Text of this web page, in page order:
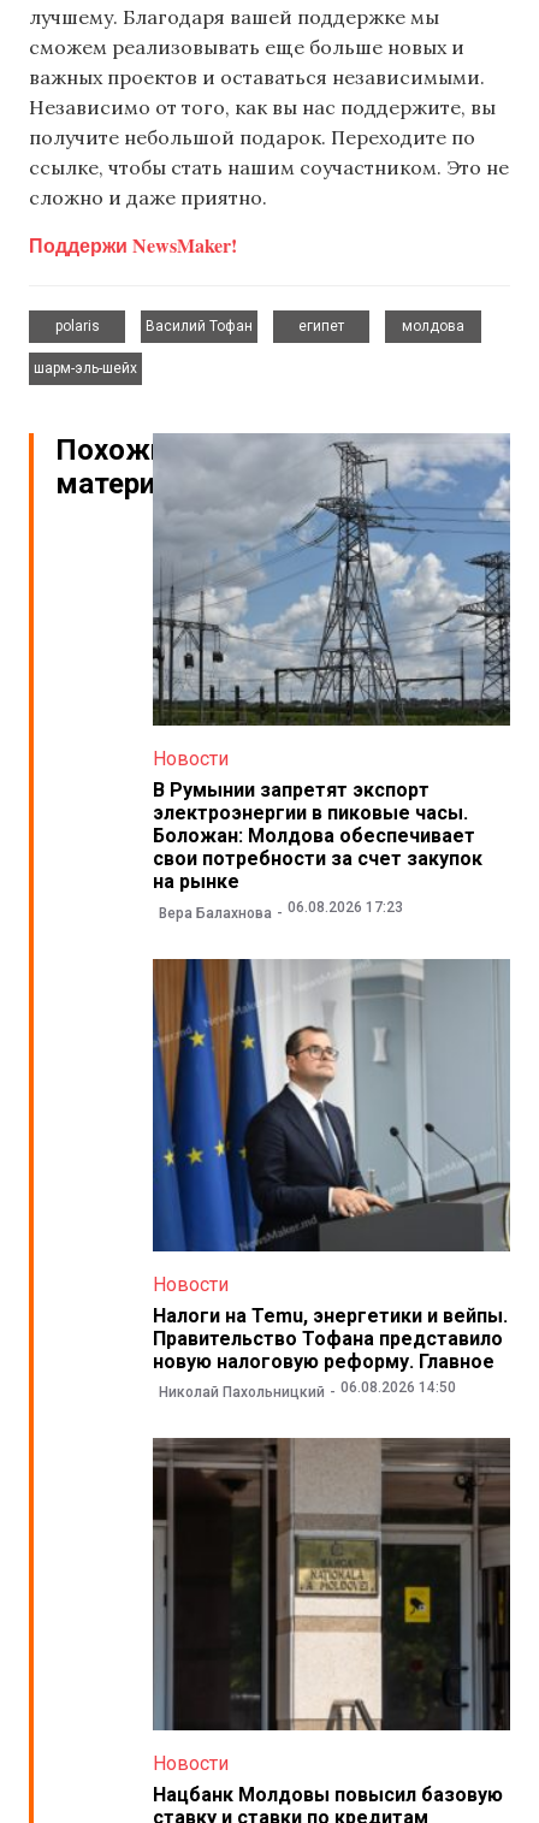
лучшему. Благодаря вашей поддержке мы
сможем реализовывать еще больше новых и
важных проектов и оставаться независимыми.
Независимо от того, как вы нас поддержите, вы
получите небольшой подарок. Переходите по
ссылке, чтобы стать нашим соучастником. Это не
сложно и даже приятно.
Поддержи NewsMaker!
polaris
Василий Тофан
египет
молдова
шарм-эль-шейх
Похожие
материалы
Новости
В Румынии запретят экспорт
электроэнергии в пиковые часы.
Боложан: Молдова обеспечивает
свои потребности за счет закупок
на рынке
Вера Балахнова 06.08.2026 17:23
Новости
Налоги на Temu, энергетики и вейпы.
Правительство Тофана представило
новую налоговую реформу. Главное
Николай Пахольницкий 06.08.2026 14:50
Новости
Нацбанк Молдовы повысил базовую
ставку и ставки по кредитам